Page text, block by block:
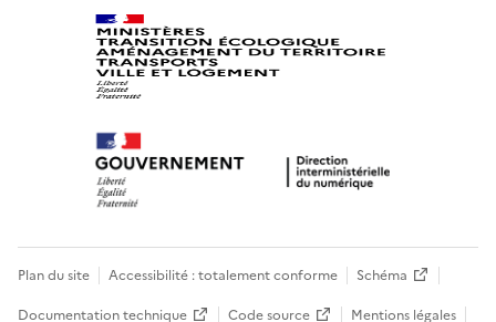
Plan du site Accessibilité : totalement conforme
Schéma
Documentation technique
Code source
Mentions légales